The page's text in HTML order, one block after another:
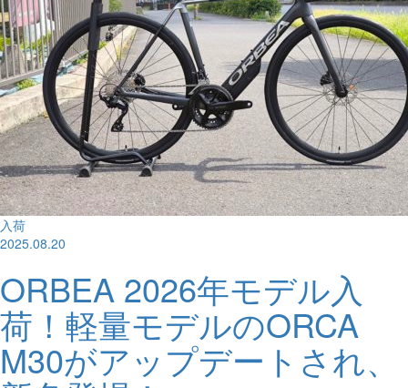
入荷
2025.08.20
ORBEA 2026年モデル入
荷！軽量モデルのORCA
M30がアップデートされ、